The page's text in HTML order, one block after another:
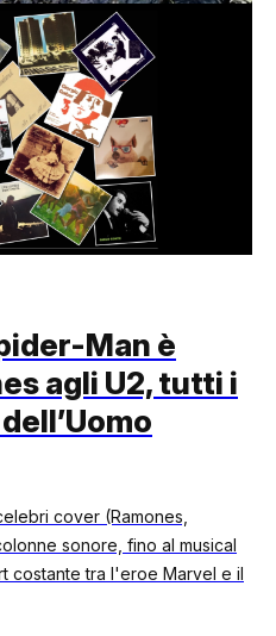
Man è
agli U2, tutti i
cover (Ramones,
sonore, fino al musical
costante tra l'eroe Marvel e il